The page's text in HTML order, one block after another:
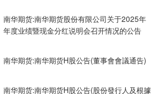
南华期货:南华期货股份有限公司关于2025年
年度业绩暨现金分红说明会召开情况的公告
南华期货:南华期货H股公告(董事會會議通告)
南华期货:南华期货H股公告(股份發行人及根據